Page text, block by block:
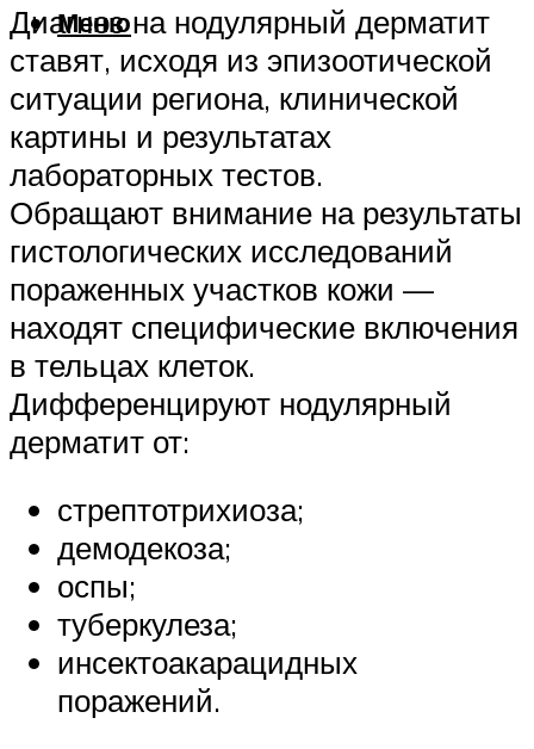
Меню
Диагноз на нодулярный дерматит
ставят, исходя из эпизоотической
ситуации региона, клинической
картины и результатах
лабораторных тестов.
Обращают внимание на результаты
гистологических исследований
пораженных участков кожи —
находят специфические включения
в тельцах клеток.
Дифференцируют нодулярный
дерматит от:
стрептотрихиоза;
демодекоза;
оспы;
туберкулеза;
инсектоакарацидных
поражений.